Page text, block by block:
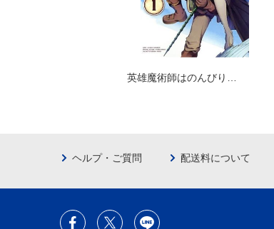
英雄魔術師はのんびり…
ヘルプ・ご質問 配送料について